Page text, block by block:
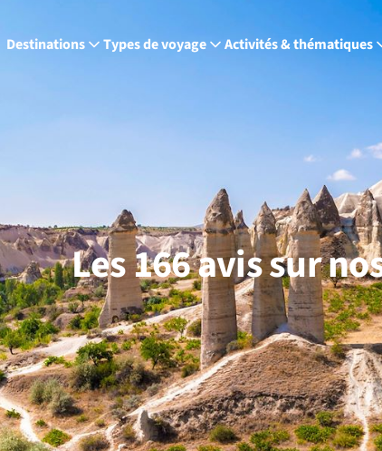
Destinations Types de voyage Activités & thématiques
Les 166 avis sur